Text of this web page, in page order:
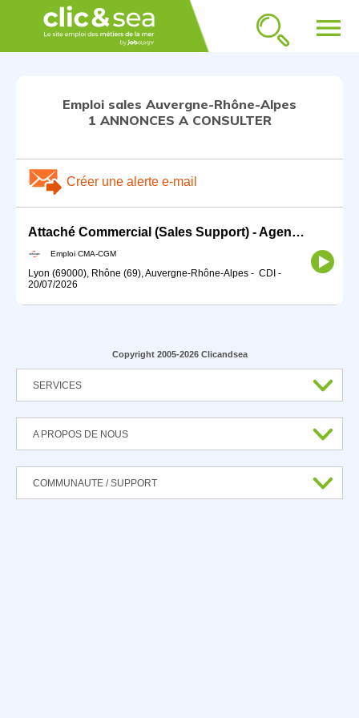
menu
Emploi sales Auvergne-Rhône-Alpes
1 ANNONCES A CONSULTER
Créer une alerte e-mail
Attaché Commercial (Sales Support) - Agence Lyon
Emploi CMA-CGM
Lyon (69000), Rhône (69), Auvergne-Rhône-Alpes - CDI -
20/07/2026
Copyright 2005-2026 Clicandsea
SERVICES
A PROPOS DE NOUS
COMMUNAUTE / SUPPORT